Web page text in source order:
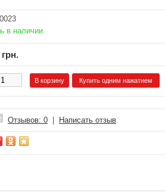
в наличии
грн.
Купить одним нажатием
Отзывов: 0 Написать отзыв